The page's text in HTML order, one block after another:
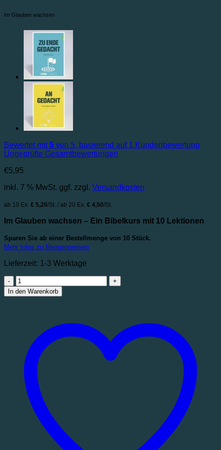
Im Glauben wachsen
Bewertet mit5 von 5, basierend auf 1 Kundenbewertung
Ungeprüfte Gesamtbewertungen
€5,95
inkl. 7 % MwSt. ggf. zzgl. Versandkosten
ab 10 Ex. € 5,20/St. / ab 20 Ex. € 4,50/St.
Im Glauben wachsen – Ein Bibelkurs mit 10 Lektionen
Sparen Sie ab einer Bestellmenge von 10 Stück.
Mehr Infos zu Mengenpreisen
Lieferzeit: 1-3 Werktage
Weiter
gedacht
|
In den Warenkorb